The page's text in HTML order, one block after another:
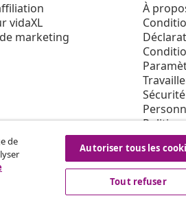
vidaXL
marketing
À
Sécurité
de
Autoriser tous les
Tout refuser